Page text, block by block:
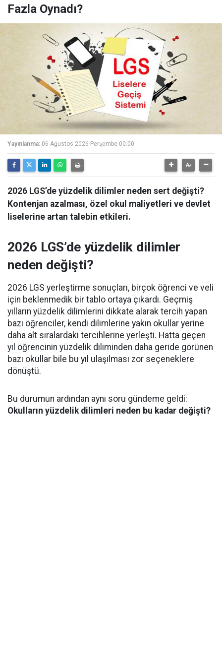
Fazla Oynadı?
Yayınlanma: 06 Ağustos 2026 Perşembe 00:00
2026 LGS’de yüzdelik dilimler neden sert değişti?
Kontenjan azalması, özel okul maliyetleri ve devlet
liselerine artan talebin etkileri.
2026 LGS’de yüzdelik dilimler
neden değişti?
2026 LGS yerleştirme sonuçları, birçok öğrenci ve veli
için beklenmedik bir tablo ortaya çıkardı. Geçmiş
yılların yüzdelik dilimlerini dikkate alarak tercih yapan
bazı öğrenciler, kendi dilimlerine yakın okullar yerine
daha alt sıralardaki tercihlerine yerleşti. Hatta geçen
yıl öğrencinin yüzdelik diliminden daha geride görünen
bazı okullar bile bu yıl ulaşılması zor seçeneklere
dönüştü.
Bu durumun ardından aynı soru gündeme geldi:
Okulların yüzdelik dilimleri neden bu kadar değişti?